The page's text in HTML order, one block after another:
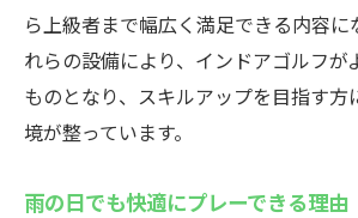
ら上級者まで幅広く満足できる内容に
れらの設備により、インドアゴルフが
ものとなり、スキルアップを目指す方
境が整っています。
雨の日でも快適にプレーできる理由